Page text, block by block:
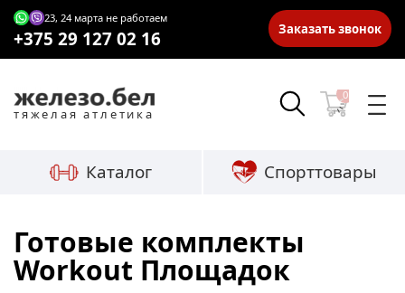
23, 24 марта не работаем
+375 29 127 02 16 Заказать звонок
тяжелая атлетика
0
Каталог Спорттовары
Готовые комплекты
Workout Площадок